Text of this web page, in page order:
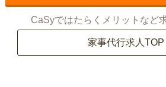
CaSyではたらくメリットなど
家事代行求人TOP